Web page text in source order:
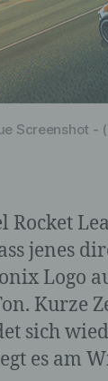
Screenshot -
Rocket
jenes
Logo
Kurze
sich
es am